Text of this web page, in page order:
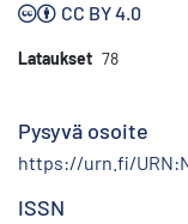
CC BY 4.0
Lataukset 78
Pysyvä osoite
https://urn.fi/
ISSN